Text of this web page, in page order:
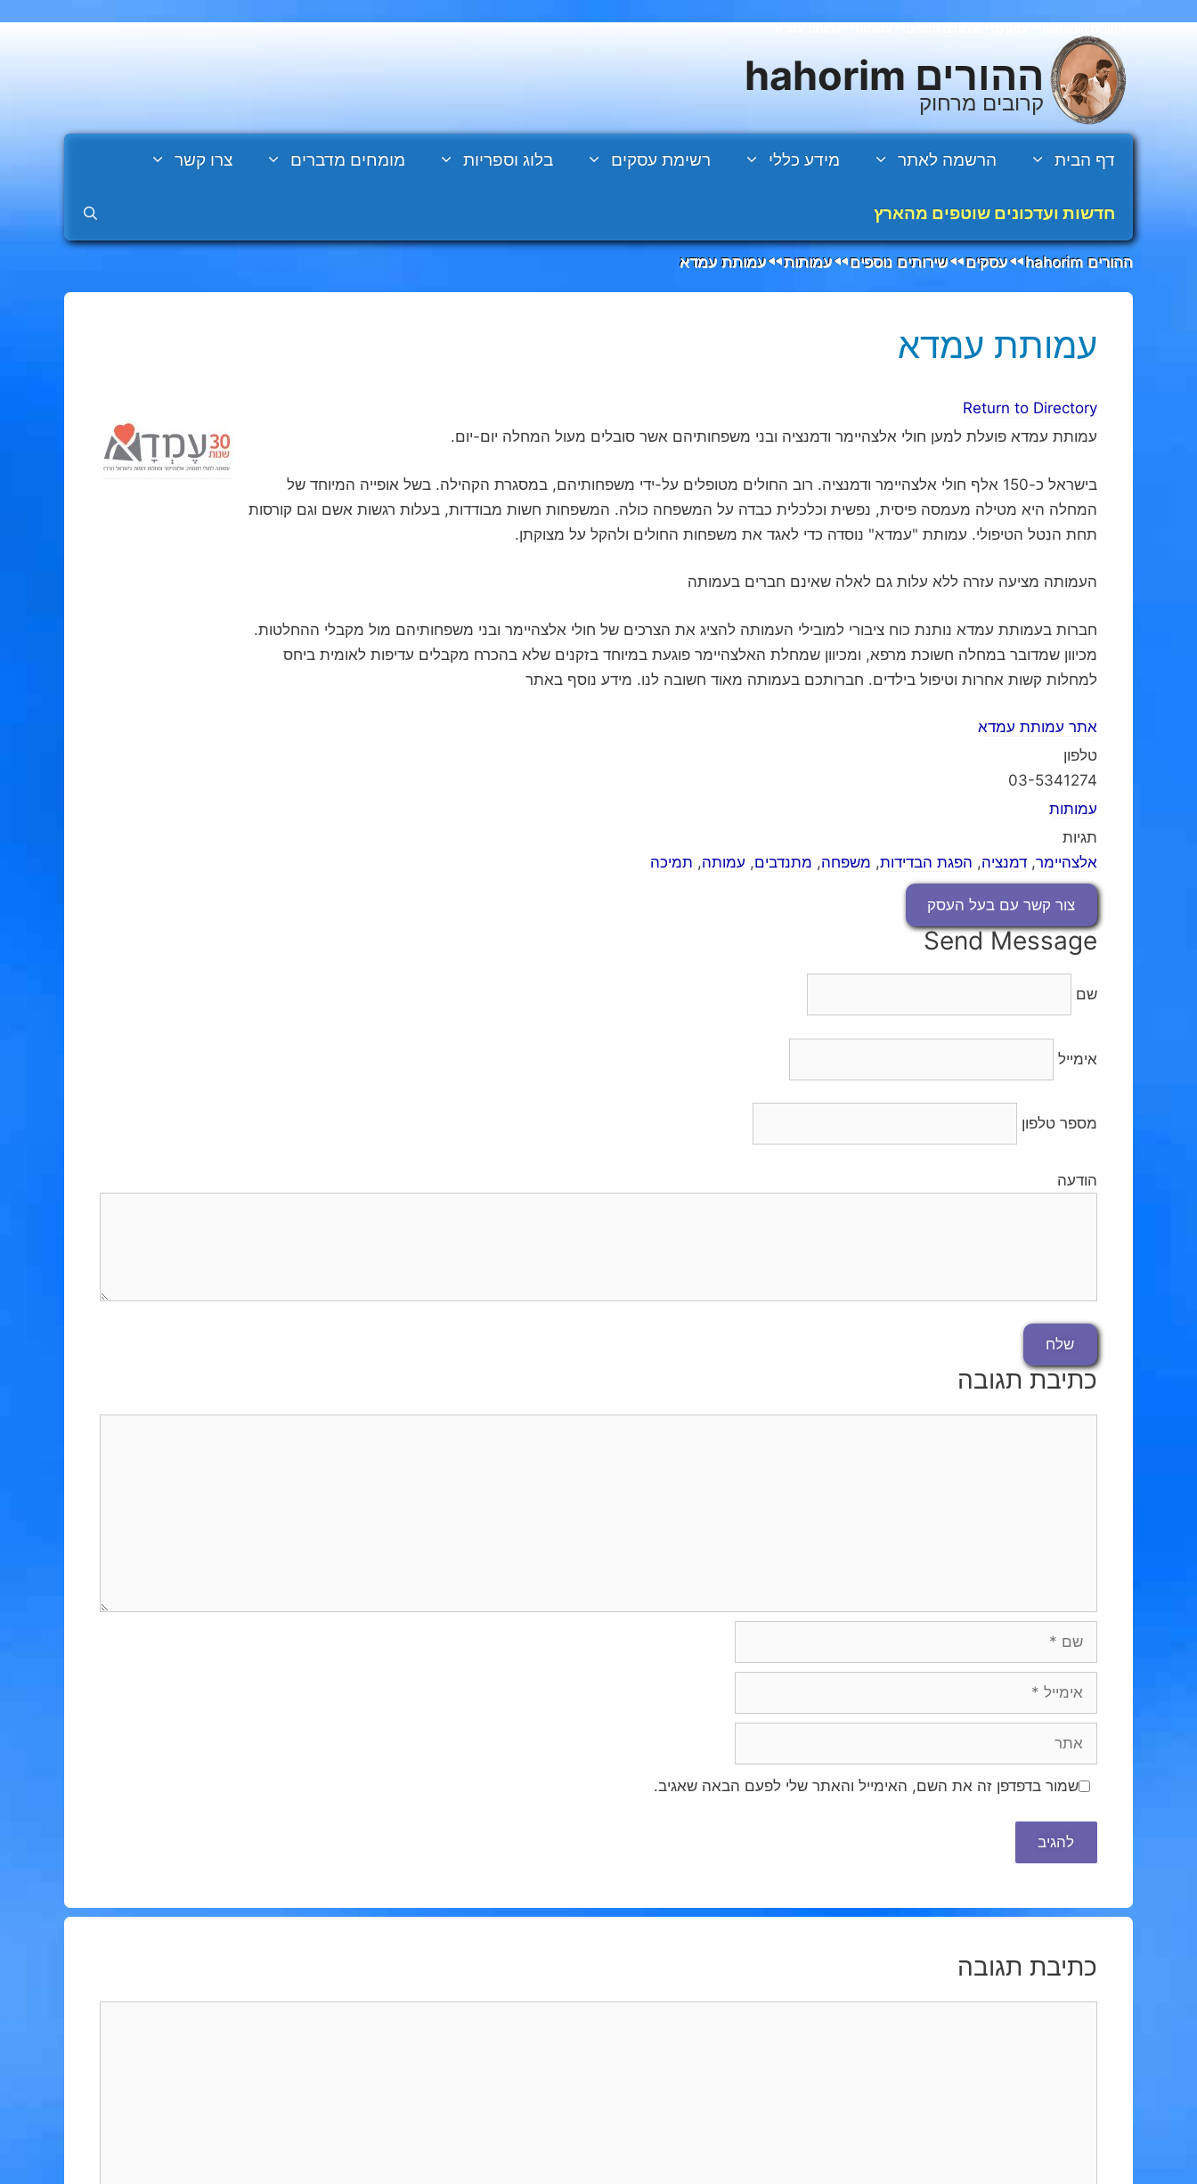
ההורים hahorim
קרובים מרחוק
דף הבית הרשמה לאתר מידע כללי רשימת עסקים בלוג וספריות מומחים מדברים צרו קשר
חדשות ועדכונים שוטפים מהארץ
ההורים hahorim ◄◄עסקים ◄◄שירותים נוספים ◄◄עמותות ◄◄עמותת עמדא
עמותת עמדא
Return to Directory
עמותת עמדא פועלת למען חולי אלצהיימר ודמנציה ובני משפחותיהם אשר סובלים מעול המחלה יום-יום.
בישראל כ-150 אלף חולי אלצהיימר ודמנציה. רוב החולים מטופלים על-ידי משפחותיהם, במסגרת הקהילה. בשל אופייה המיוחד של
המחלה היא מטילה מעמסה פיסית, נפשית וכלכלית כבדה על המשפחה כולה. המשפחות חשות מבודדות, בעלות רגשות אשם וגם קורסות
תחת הנטל הטיפולי. עמותת "עמדא" נוסדה כדי לאגד את משפחות החולים ולהקל על מצוקתן.
העמותה מציעה עזרה ללא עלות גם לאלה שאינם חברים בעמותה
חברות בעמותת עמדא נותנת כוח ציבורי למובילי העמותה להציג את הצרכים של חולי אלצהיימר ובני משפחותיהם מול מקבלי ההחלטות.
מכיוון שמדובר במחלה חשוכת מרפא, ומכיוון שמחלת האלצהיימר פוגעת במיוחד בזקנים שלא בהכרח מקבלים עדיפות לאומית ביחס
למחלות קשות אחרות וטיפול בילדים. חברותכם בעמותה מאוד חשובה לנו. מידע נוסף באתר
אתר עמותת עמדא
טלפון
03-5341274
עמותות
תגיות
אלצהיימר, דמנציה, הפגת הבדידות, משפחה, מתנדבים, עמותה, תמיכה
צור קשר עם בעל העסק
Send Message
שם
אימייל
מספר טלפון
הודעה
כתיבת תגובה
שמור בדפדפן זה את השם, האימייל והאתר שלי לפעם הבאה שאגיב.
כתיבת תגובה